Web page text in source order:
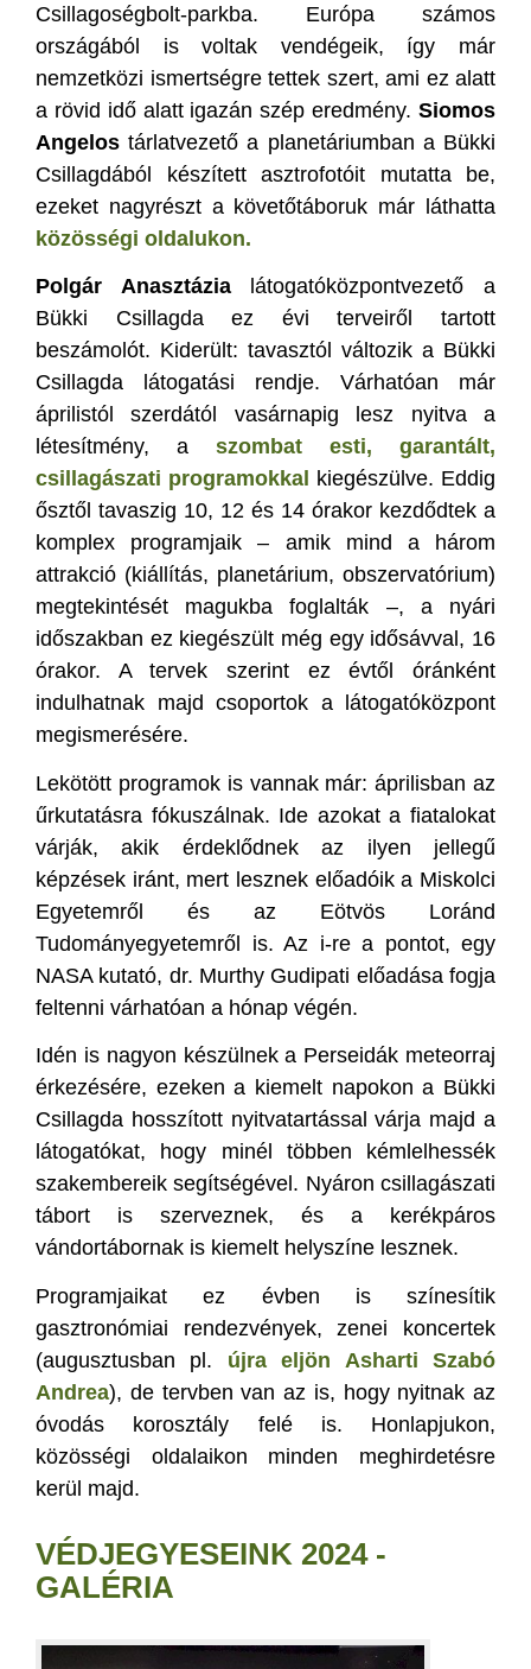
Csillagoségbolt-parkba. Európa számos
országából is voltak vendégeik, így már
nemzetközi ismertségre tettek szert, ami ez alatt
a rövid idő alatt igazán szép eredmény. Siomos
Angelos tárlatvezető a planetáriumban a Bükki
Csillagdából készített asztrofotóit mutatta be,
ezeket nagyrészt a követőtáboruk már láthatta
közösségi oldalukon.
Polgár Anasztázialátogatóközpontvezető a
Bükki Csillagda ez évi terveiről tartott
beszámolót. Kiderült: tavasztól változik a Bükki
Csillagda látogatási rendje. Várhatóan már
áprilistól szerdától vasárnapig lesz nyitva a
létesítmény, a szombat esti, garantált,
csillagászati programokkal
kiegészülve. Eddig
ősztől tavaszig 10, 12 és 14 órakor kezdődtek a
komplex programjaik – amik mind a három
attrakció (kiállítás, planetárium, obszervatórium)
megtekintését magukba foglalták –, a nyári
időszakban ez kiegészült még egy idősávval, 16
órakor. A tervek szerint ez évtől óránként
indulhatnak majd csoportok a látogatóközpont
megismerésére.
Lekötött programok is vannak már: áprilisban az
űrkutatásra fókuszálnak. Ide azokat a fiatalokat
várják, akik érdeklődnek az ilyen jellegű
képzések iránt, mert lesznek előadóik a Miskolci
Egyetemről és az Eötvös Loránd
Tudományegyetemről is. Az i-re a pontot, egy
NASA kutató, dr. Murthy Gudipati előadása fogja
feltenni várhatóan a hónap végén.
Idén is nagyon készülnek a Perseidák meteorraj
érkezésére, ezeken a kiemelt napokon a Bükki
Csillagda hosszított nyitvatartással várja majd a
látogatókat, hogy minél többen kémlelhessék
szakembereik segítségével. Nyáron csillagászati
tábort is szerveznek, és a kerékpáros
vándortábornak is kiemelt helyszíne lesznek.
Programjaikat ez évben is színesítik
gasztronómiai rendezvények, zenei koncertek
(augusztusban pl. újra eljön Asharti Szabó
Andrea), de tervben van az is, hogy nyitnak az
óvodás korosztály felé is. Honlapjukon,
közösségi oldalaikon minden meghirdetésre
kerül majd.
VÉDJEGYESEINK 2024 -
GALÉRIA